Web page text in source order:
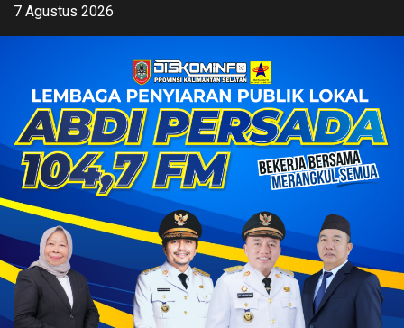
Skip7 Agustus 2026